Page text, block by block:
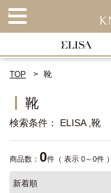
TOP 靴
靴
検索条件 ELISA 靴
商品数： 0件（ 表示 0～0件 ）